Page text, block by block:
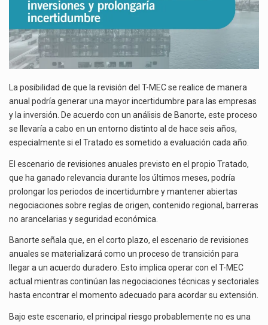
La posibilidad de que la revisión del T-MEC se realice de manera
anual podría generar una mayor incertidumbre para las empresas
y la inversión. De acuerdo con un análisis de Banorte, este proceso
se llevaría a cabo en un entorno distinto al de hace seis años,
especialmente si el Tratado es sometido a evaluación cada año.
El escenario de revisiones anuales previsto en el propio Tratado,
que ha ganado relevancia durante los últimos meses, podría
prolongar los periodos de incertidumbre y mantener abiertas
negociaciones sobre reglas de origen, contenido regional, barreras
no arancelarias y seguridad económica.
Banorte señala que, en el corto plazo, el escenario de revisiones
anuales se materializará como un proceso de transición para
llegar a un acuerdo duradero. Esto implica operar con el T-MEC
actual mientras continúan las negociaciones técnicas y sectoriales
hasta encontrar el momento adecuado para acordar su extensión.
Bajo este escenario, el principal riesgo probablemente no es una